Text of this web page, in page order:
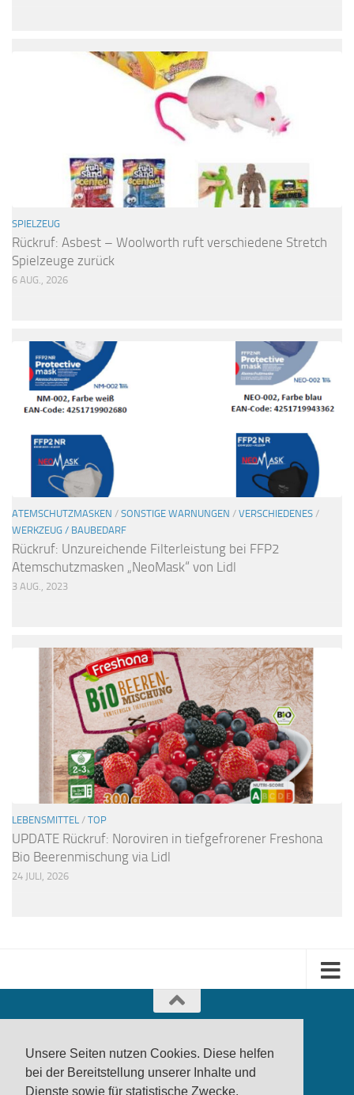
Unsere Seiten nutzen Cookies. Diese helfen
bei der Bereitstellung unserer Inhalte und
Dienste sowie für statistische Zwecke.
SPIELZEUG
Rückruf: Asbest – Woolworth ruft verschiedene Stretch
Spielzeuge zurück
6 AUG., 2026
ATEMSCHUTZMASKEN / SONSTIGE WARNUNGEN / VERSCHIEDENES /
WERKZEUG / BAUBEDARF
Rückruf: Unzureichende Filterleistung bei FFP2
Atemschutzmasken „NeoMask“ von Lidl
3 AUG., 2023
LEBENSMITTEL / TOP
UPDATE Rückruf: Noroviren in tiefgefrorener Freshona
Bio Beerenmischung via Lidl
24 JULI, 2026